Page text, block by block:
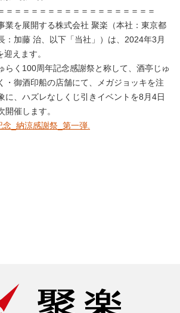
＝＝＝＝＝＝＝＝＝＝＝＝＝＝＝＝＝＝
業を展開する株式会社 聚楽（本社：東京都
：加藤 治、以下「当社」）は、2024年3月
えます。
らく100周年記念感謝祭と称して、酒亭じゅ
・御酒印船の店舗にて、メガジョッキを注
に、ハズレなしくじ引きイベントを8月4日
催します。
_納涼感謝祭_第一弾.